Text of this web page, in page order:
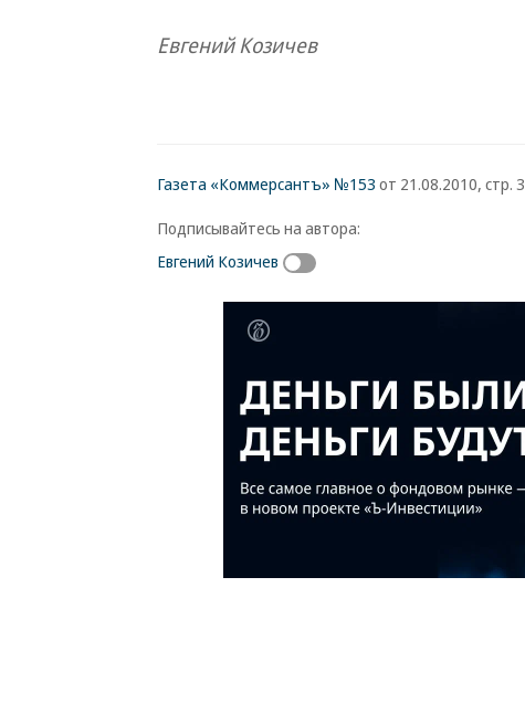
Евгений Козичев
Газета «Коммерсантъ» №153 от 21.08.2010, стр. 3
Подписывайтесь на автора:
Евгений Козичев